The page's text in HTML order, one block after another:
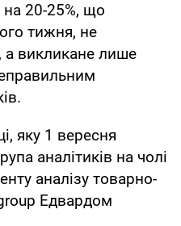
на 20-25%, що
тижня, не
а викликане лише
яку 1 вересня
аналітиків на чолі
аналізу товарно-
Едвардом